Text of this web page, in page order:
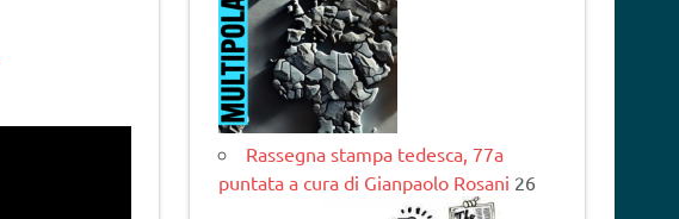
Rassegna stampa tedesca, 77a
puntata a cura di Gianpaolo Rosani 26